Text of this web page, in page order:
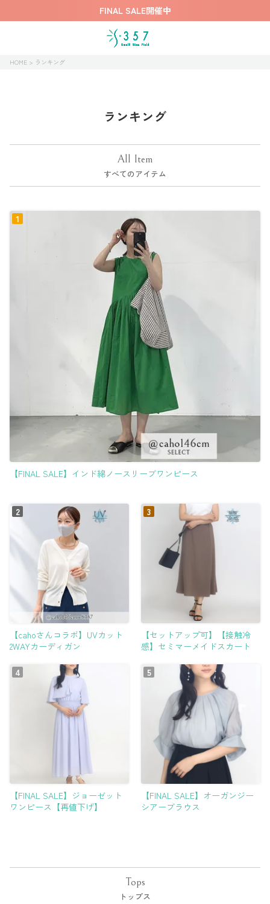
FINAL SALE開催中
HOME ランキング
ランキング
All Item
すべてのアイテム
【FINAL SALE】インド綿ノースリーブワンピース
【cahoさんコラボ】UVカット
2WAYカーディガン
【セットアップ可】【接触冷
感】セミマーメイドスカート
【FINAL SALE】ジョーゼット
ワンピース【再値下げ】
【FINAL SALE】オーガンジー
シアーブラウス
Tops
トップス